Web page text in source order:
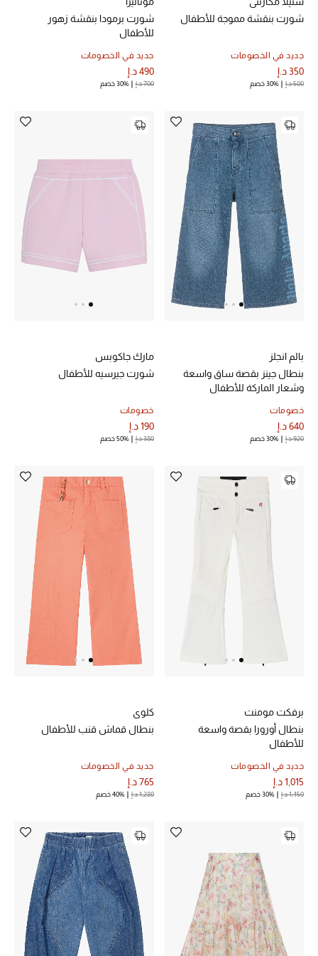
المجوهرات
عرض كل التنزيلات
أبرز المصممين
مجوهرات فاخرة للنساء
مجوهرات عصرية للنساء
إكسسوارات للرجال
مجوهرات فاخرة للأطفال
ساعات
تسوقوا جميع الهدايا
هدايا حسب المرسل إليه
هدايا حسب المناسبة
هدايا حسب الفئة
الرجال
المستلزمات المنزلية
هدايا حسب السعر
المصممون
المصممون أ-ي
مصممون جدد
شورت بنقشة مموجة للأطفال
جديد في الخصومات
350 د.إ
500 د.إ 30% خصم
شورت برمودا بنقشة زهور
للأطفال
جديد في الخصومات
490 د.إ
700 د.إ 30% خصم
بالم انجلز
بنطال جينز بقصة ساق واسعة
وشعار الماركة للأطفال
خصومات
640 د.إ
920 د.إ 30% خصم
مارك جاكوبس
شورت جيرسيه للأطفال
خصومات
190 د.إ
380 د.إ 50% خصم
برفكت مومنت
بنطال أورورا بقصة واسعة
للأطفال
جديد في الخصومات
1,015 د.إ
1,450 د.إ 30% خصم
كلوي
بنطال قماش قنب للأطفال
جديد في الخصومات
765 د.إ
1,280 د.إ 40% خصم